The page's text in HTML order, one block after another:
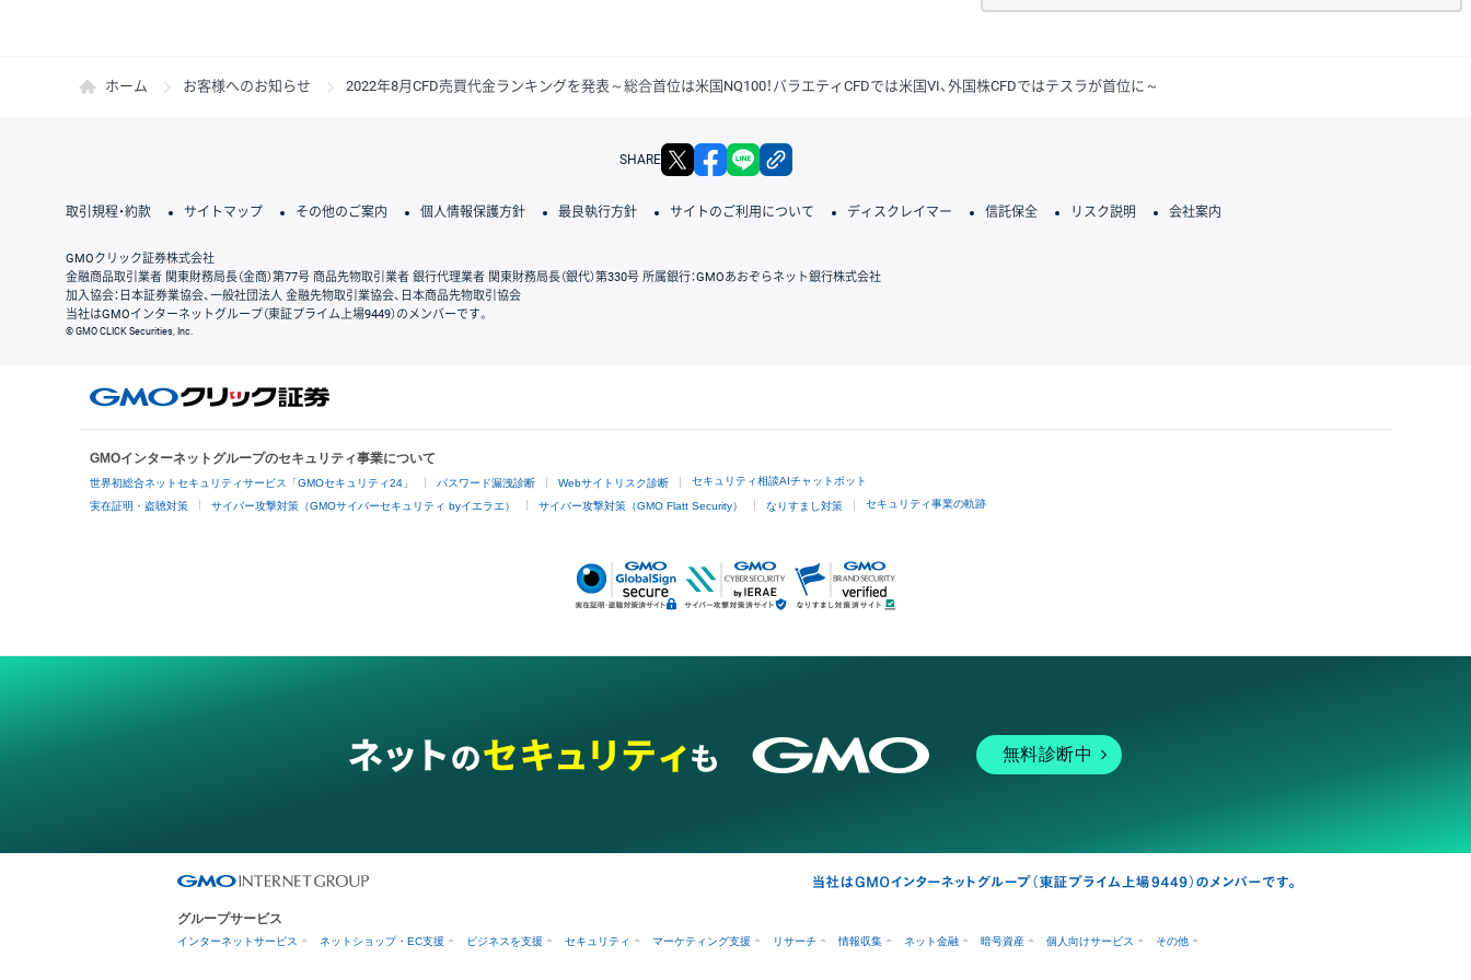
ホーム お客様へのお知らせ 2022年8月CFD売買代金ランキングを発表～総合首位は米国NQ100！バラエティCFDでは米国VI、外国株CFDではテスラが首位に～
SHARE X facebook
取引規程・約款 サイトマップ その他のご案内 個人情報保護方針 最良執行方針 サイトのご利用について ディスクレイマー 信託保全 リスク説明 会社案内
GMOクリック証券株式会社
金融商品取引業者 関東財務局長（金商）第77号 商品先物取引業者 銀行代理業者 関東財務局長（銀代）第330号 所属銀行：GMOあおぞらネット銀行株式会社
加入協会：日本証券業協会、一般社団法人 金融先物取引業協会、日本商品先物取引協会
当社はGMOインターネットグループ（東証プライム上場9449）のメンバーです。
© GMO CLICK Securities, Inc.
GMOインターネットグループのセキュリティ事業について
世界初総合ネットセキュリティサービス「GMOセキュリティ24」 パスワード漏洩診断 Webサイトリスク診断 セキュリティ相談AIチャットボット
実在証明・盗聴対策 サイバー攻撃対策（GMOサイバーセキュリティ byイエラエ） サイバー攻撃対策（GMO Flatt Security） なりすまし対策 セキュリティ事業の軌跡
無料診断中
グループサービス
インターネットサービス ネットショップ・EC支援 ビジネスを支援 セキュリティ マーケティング支援 リサーチ 情報収集 ネット金融 暗号資産 個人向けサービス その他